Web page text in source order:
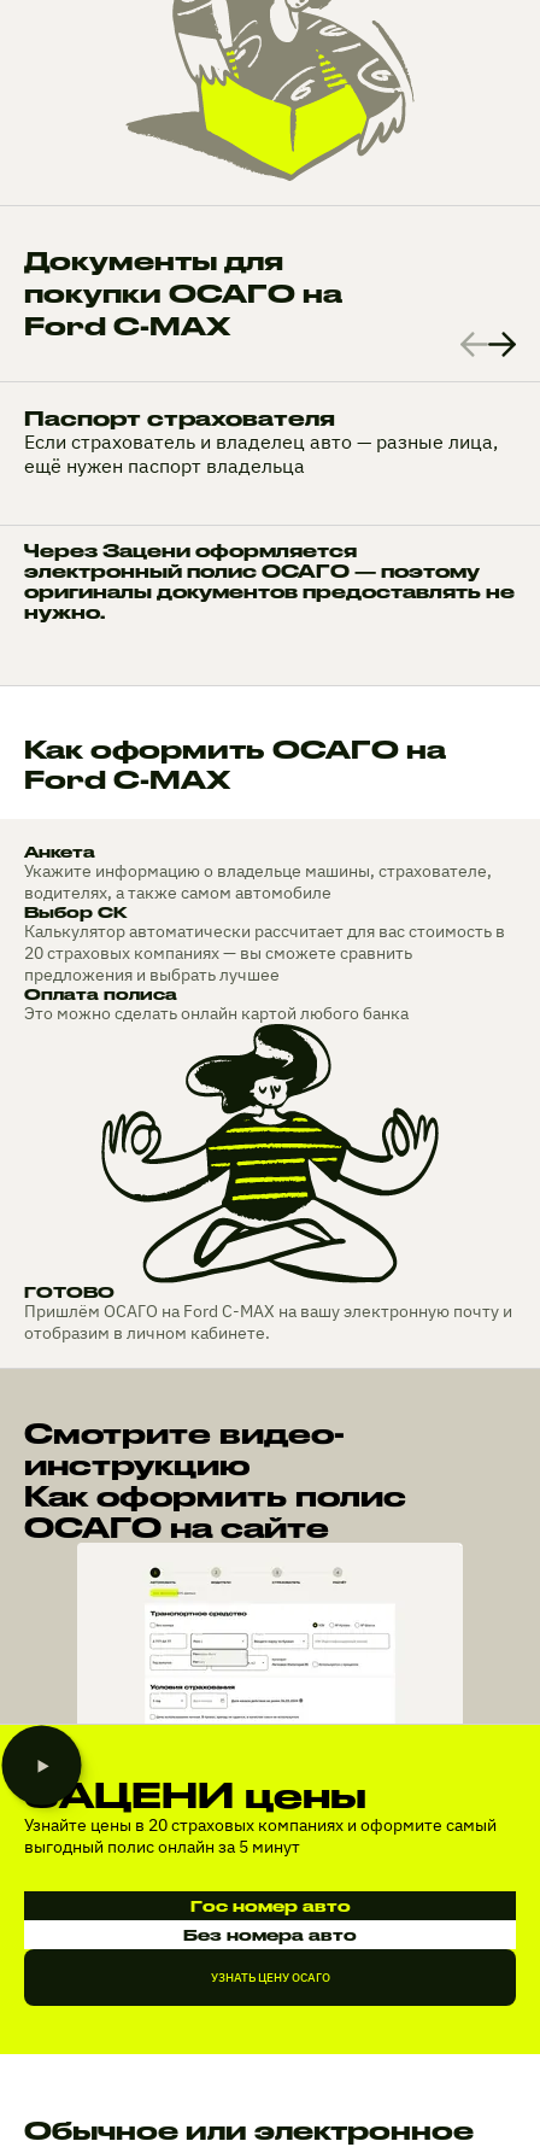
Документы для
покупки ОСАГО на
Ford C-MAX
Паспорт страхователя
Если страхователь и владелец авто — разные лица,
ещё нужен паспорт владельца
Через Зацени оформляется
электронный полис ОСАГО — поэтому
оригиналы документов предоставлять не
нужно.
Как оформить ОСАГО на
Ford C-MAX
Анкета
Укажите информацию о владельце машины, страхователе,
водителях, а также самом автомобиле
Выбор СК
Калькулятор автоматически рассчитает для вас стоимость в
20 страховых компаниях — вы сможете сравнить
предложения и выбрать лучшее
Оплата полиса
Это можно сделать онлайн картой любого банка
ГОТОВО
Пришлём ОСАГО на Ford C-MAX на вашу электронную почту и
отобразим в личном кабинете.
Смотрите видео-
инструкцию
Как оформить полис
ОСАГО на сайте
ЗАЦЕНИ цены
Узнайте цены в 20 страховых компаниях и оформите самый
выгодный полис онлайн за 5 минут
Гос номер авто
Без номера авто
УЗНАТЬ ЦЕНУ ОСАГО
Обычное или электронное